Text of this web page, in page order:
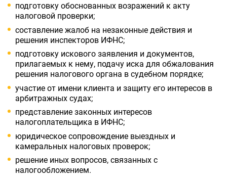
подготовку обоснованных возражений к акту
налоговой проверки;
составление жалоб на незаконные действия и
решения инспекторов ИФНС;
подготовку искового заявления и документов,
прилагаемых к нему, подачу иска для обжалования
решения налогового органа в судебном порядке;
участие от имени клиента и защиту его интересов в
арбитражных судах;
представление законных интересов
налогоплательщика в ИФНС;
юридическое сопровождение выездных и
камеральных налоговых проверок;
решение иных вопросов, связанных с
налогообложением.